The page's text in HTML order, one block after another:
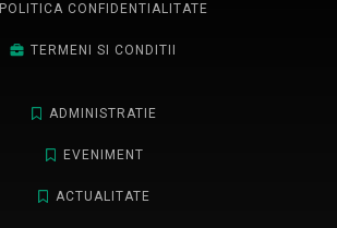
POLITICA CONFIDENTIALITATE
TERMENI SI CONDITII
ADMINISTRATIE
EVENIMENT
ACTUALITATE